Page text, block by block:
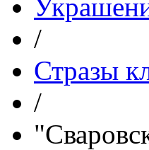
/
Стразы
/